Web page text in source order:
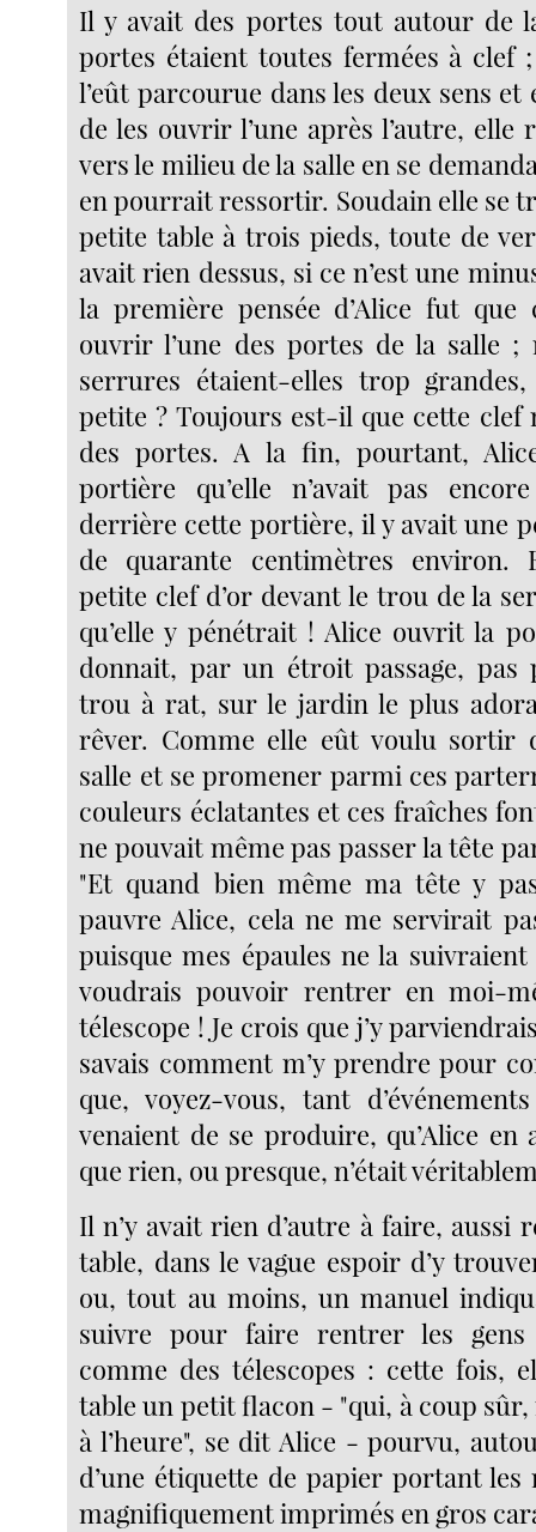
Il y avait des portes tout autour de
portes étaient toutes fermées à clef
l’eût parcourue dans les deux sens
de les ouvrir l’une après l’autre,
vers le milieu de la salle en se
en pourrait ressortir. Soudain elle se
petite table à trois pieds, toute de
avait rien dessus, si ce n’est une
la première pensée d’Alice fut que
ouvrir l’une des portes de la salle ;
serrures étaient-elles trop
petite ? Toujours est-il que cette clef
des portes. A la fin, pourtant,
portière qu’elle n’avait pas
derrière cette portière, il y avait une
de quarante centimètres environ.
petite clef d’or devant le trou de la
qu’elle y pénétrait ! Alice ouvrit la
donnait, par un étroit passage, pas
trou à rat, sur le jardin le plus
rêver. Comme elle eût voulu sortir
salle et se promener parmi ces
couleurs éclatantes et ces fraîches
ne pouvait même pas passer la tête
"Et quand bien même ma tête y
pauvre Alice, cela ne me servirait
puisque mes épaules ne la
voudrais pouvoir rentrer en moi-
télescope ! Je crois que j’y
savais comment m’y prendre pour
que, voyez-vous, tant
venaient de se produire, qu’Alice
que rien, ou presque, n’était
Il n’y avait rien d’autre à faire, aussi
table, dans le vague espoir d’y
ou, tout au moins, un manuel
suivre pour faire rentrer les gens
comme des télescopes : cette fois,
table un petit flacon - "qui, à coup sûr,
à l’heure", se dit Alice - pourvu,
d’une étiquette de papier portant les
magnifiquement imprimés en gros